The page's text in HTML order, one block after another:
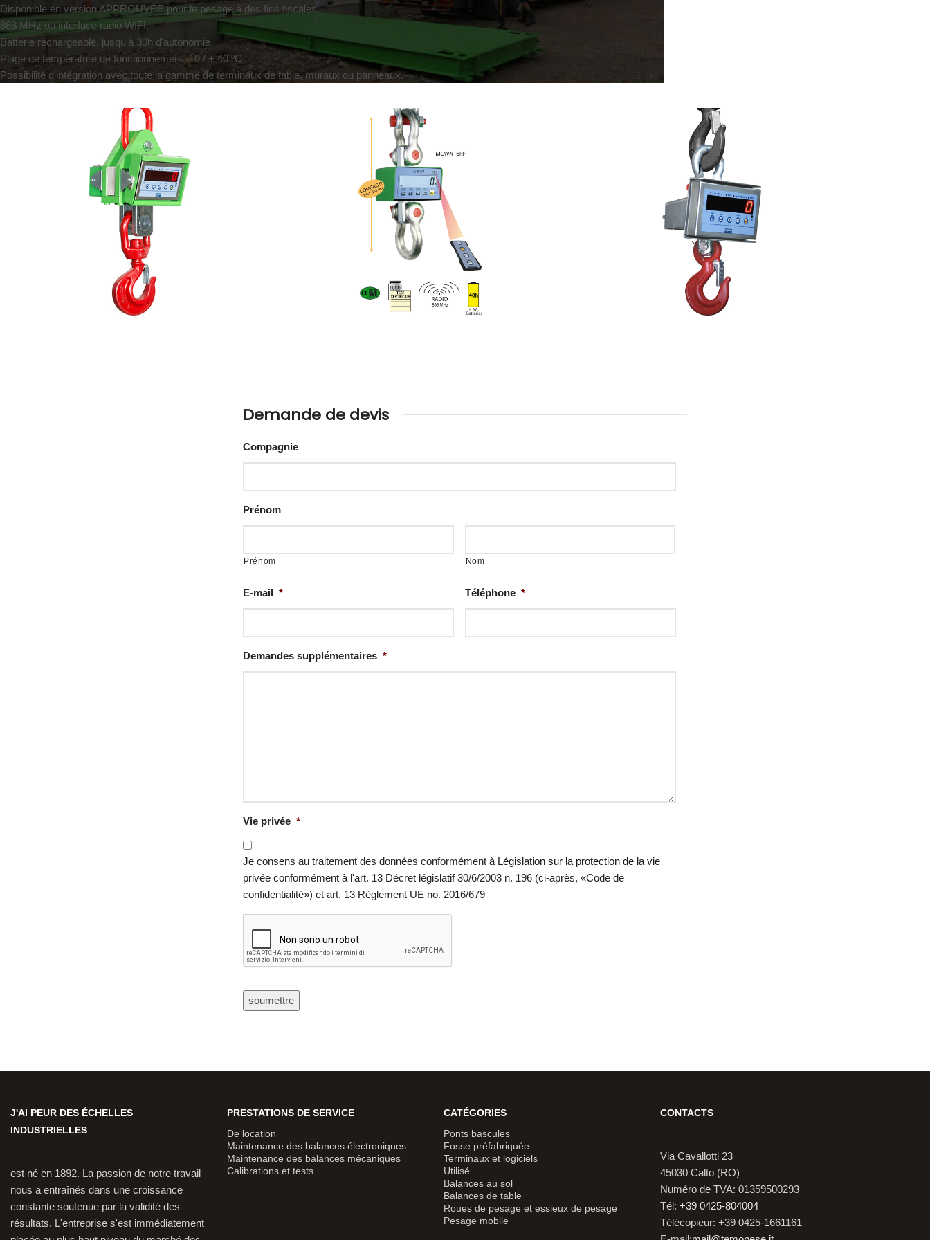
Disponible en version APPROUVÉE pour le pesage à des fins fiscales.
868 MHz ou interface radio WIFI.
Batterie rechargeable, jusqu'à 30h d'autonomie.
Plage de température de fonctionnement -10 / + 40 ºC.
Possibilité d'intégration avec toute la gamme de terminaux de table, muraux ou panneaux.
Demande de devis
Compagnie
Prénom
Prénom Nom
E-mail * Téléphone *
Demandes supplémentaires *
Vie privée *
Je consens au traitement des données conformément à Législation sur la protection de la vie
privée conformément à l'art. 13 Décret législatif 30/6/2003 n. 196 (ci-après, «Code de
confidentialité») et art. 13 Règlement UE no. 2016/679
J'AI PEUR DES ÉCHELLES
INDUSTRIELLES
est né en 1892. La passion de notre travail
nous a entraînés dans une croissance
constante soutenue par la validité des
résultats. L'entreprise s'est immédiatement
PRESTATIONS DE SERVICE
De location
Maintenance des balances électroniques
Maintenance des balances mécaniques
Calibrations et tests
CATÉGORIES
Ponts bascules
Fosse préfabriquée
Terminaux et logiciels
Utilisé
Balances au sol
Balances de table
Roues de pesage et essieux de pesage
Pesage mobile
CONTACTS
Via Cavallotti 23
45030 Calto (RO)
Numéro de TVA: 01359500293
Tél: +39 0425-804004
Télécopieur: +39 0425-1661161